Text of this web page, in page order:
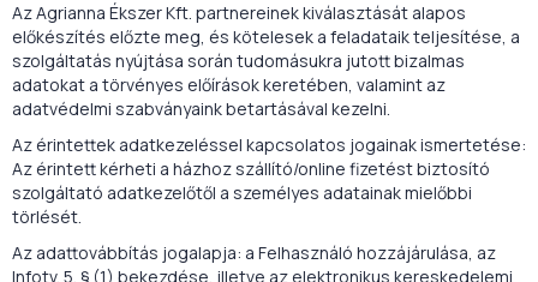
Az Agrianna Ékszer Kft. partnereinek kiválasztását alapos
előkészítés előzte meg, és kötelesek a feladataik teljesítése, a
szolgáltatás nyújtása során tudomásukra jutott bizalmas
adatokat a törvényes előírások keretében, valamint az
adatvédelmi szabványaink betartásával kezelni.
Az érintettek adatkezeléssel kapcsolatos jogainak ismertetése:
Az érintett kérheti a házhoz szállító/online fizetést biztosító
szolgáltató adatkezelőtől a személyes adatainak mielőbbi
törlését.
Az adattovábbítás jogalapja: a Felhasználó hozzájárulása, az
Infotv. 5. § (1) bekezdése, illetve az elektronikus kereskedelemi